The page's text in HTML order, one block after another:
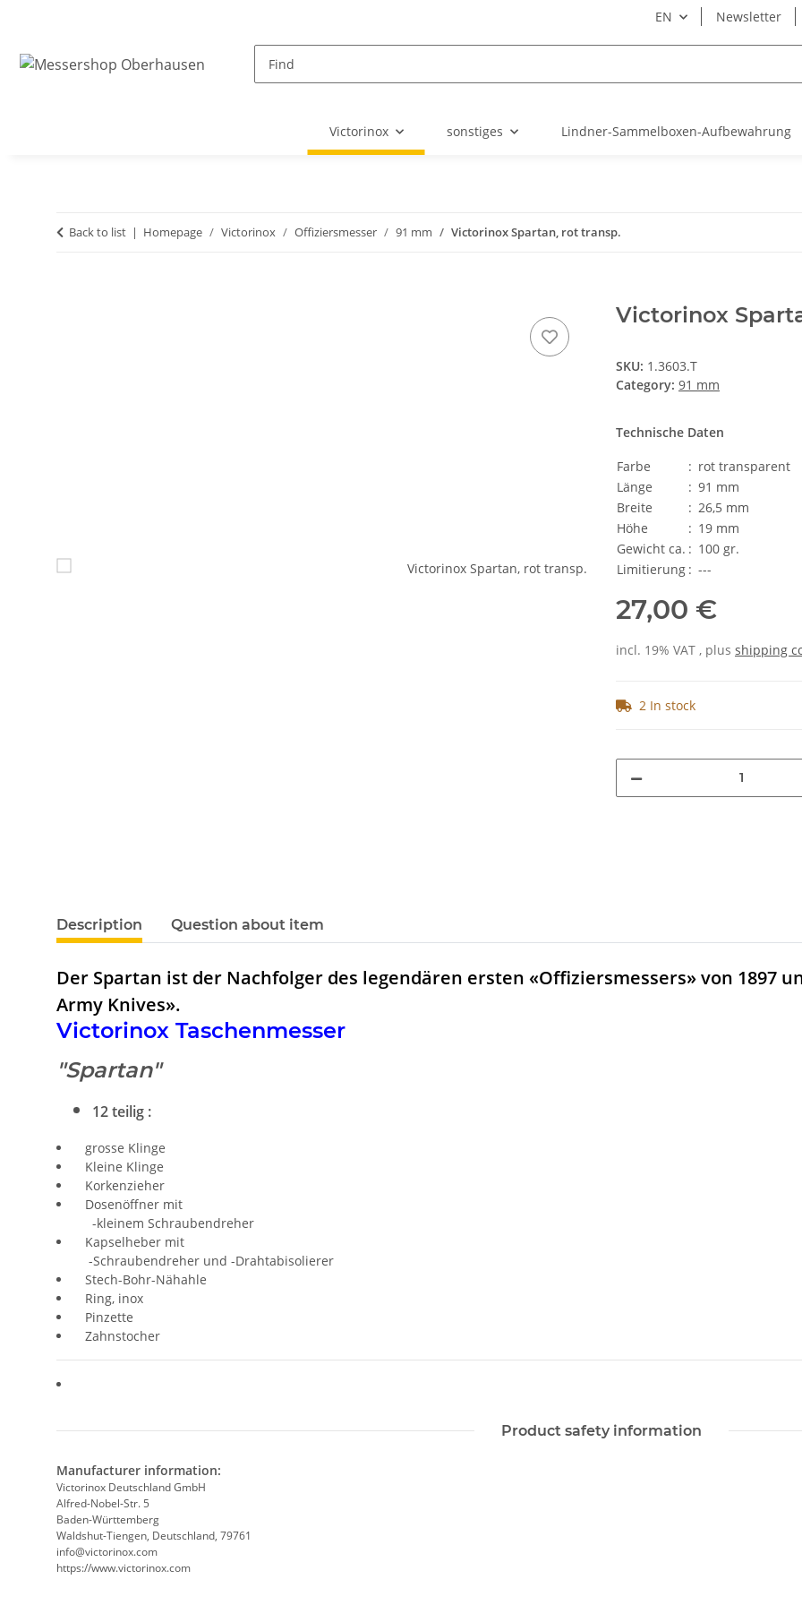
EN Newsletter
Victorinox sonstiges Lindner-Sammelboxen-Aufbewahrung
Back to list Homepage Victorinox Offiziersmesser 91 mm Victorinox Spartan, rot transp.
Victorinox
SKU: 1.3603.T
Category: 91 mm
Technische Daten
Farbe
: rot transparent
Länge
: 91 mm
Breite
: 26,5 mm
Höhe
: 19 mm
Gewicht ca. : 100 gr.
Limitierung : ---
27,00 €
incl. 19% VAT , plus shipping
2 In stock
show more tabs
Description Question about item
Der Spartan ist der Nachfolger des legendären ersten «Offiziersmessers» von 1897
Army Knives».
Victorinox Taschenmesser
"Spartan"
12 teilig :
grosse Klinge
Kleine Klinge
Korkenzieher
Dosenöffner mit
-kleinem Schraubendreher
Kapselheber mit
-Schraubendreher und -Drahtabisolierer
Stech-Bohr-Nähahle
Ring, inox
Pinzette
Zahnstocher
Product safety information
Manufacturer information:
Victorinox Deutschland GmbH
Alfred-Nobel-Str. 5
Baden-Württemberg
Waldshut-Tiengen, Deutschland, 79761
info@victorinox.com
https://www.victorinox.com